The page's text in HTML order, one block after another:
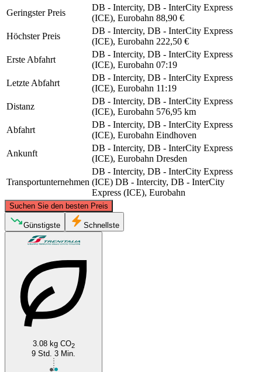
Geringster Preis
DB - Intercity, DB - InterCity Express
(ICE), Eurobahn 88,90 €
Höchster Preis
DB - Intercity, DB - InterCity Express
(ICE), Eurobahn 222,50 €
Erste Abfahrt
DB - Intercity, DB - InterCity Express
(ICE), Eurobahn 07:19
Letzte Abfahrt
DB - Intercity, DB - InterCity Express
(ICE), Eurobahn 11:19
Distanz
DB - Intercity, DB - InterCity Express
(ICE), Eurobahn 576,95 km
Abfahrt
DB - Intercity, DB - InterCity Express
(ICE), Eurobahn Eindhoven
Ankunft
DB - Intercity, DB - InterCity Express
(ICE), Eurobahn Dresden
Transportunternehmen
DB - Intercity, DB - InterCity Express
(ICE) DB - Intercity, DB - InterCity
Express (ICE), Eurobahn
Suchen Sie den besten Preis
Eindhoven
©CARTO, ©OpenStreetMap
Günstigste Schnellste
3.08 kg CO2
9 Std. 3 Min.